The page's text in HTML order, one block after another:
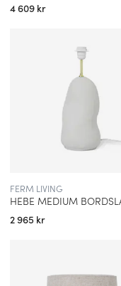
4 609 kr
FERM LIVING
2 965 kr